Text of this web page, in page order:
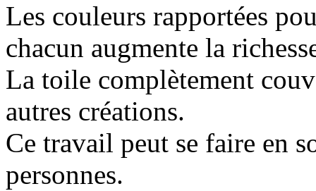
Les couleurs rapportées
chacun augmente la
La toile complètement
autres créations.
Ce travail peut se faire en
personnes.